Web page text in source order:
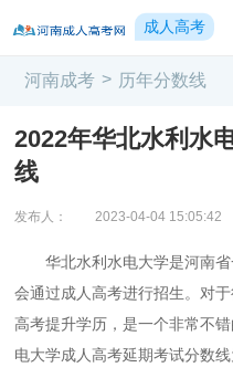
成人高考
河南成考 > 历年分数线
2022年华北水利水
线
发布人： 2023-04-04 15:05:42
华北水利水电大学是河南省
会通过成人高考进行招生。对
高考提升学历，是一个非常不
电大学成人高考延期考试分数线